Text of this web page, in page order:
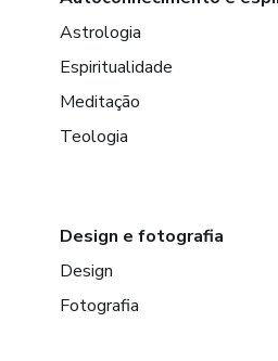
Astrologia
Espiritualidade
Meditação
Teologia
Design e fotografia
Design
Fotografia